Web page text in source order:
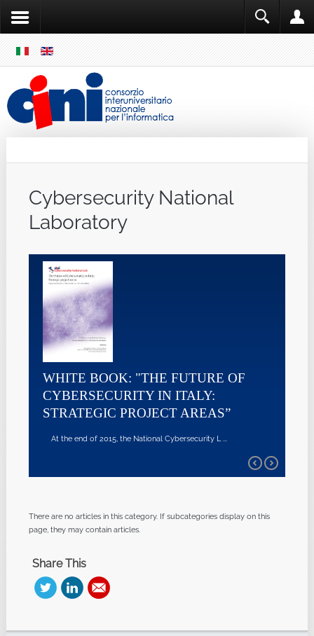
MENU
Cybersecurity National
Laboratory
WHITE BOOK: "THE FUTURE OF
CYBERSECURITY IN ITALY:
STRATEGIC PROJECT AREAS”
At the end of 2015, the National Cybersecurity L ...
There are no articles in this category. If subcategories display on this
page, they may contain articles.
Share This